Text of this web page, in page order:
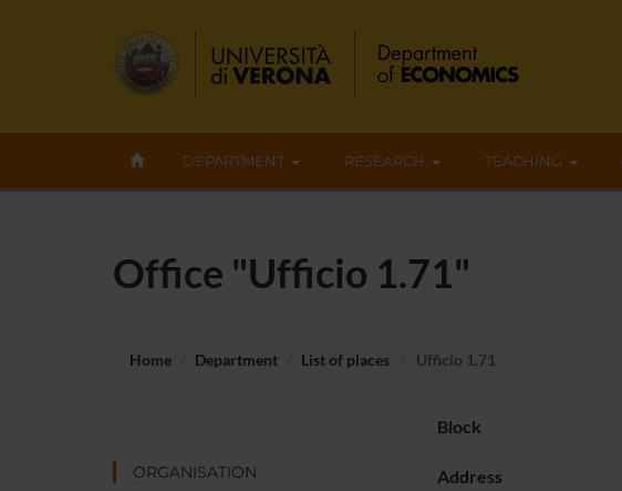
DEPARTMENT RESEARCH TEACHING
Office "Ufficio 1.71"
Home Department List of places Ufficio 1.71
ORGANISATION
Block
Address